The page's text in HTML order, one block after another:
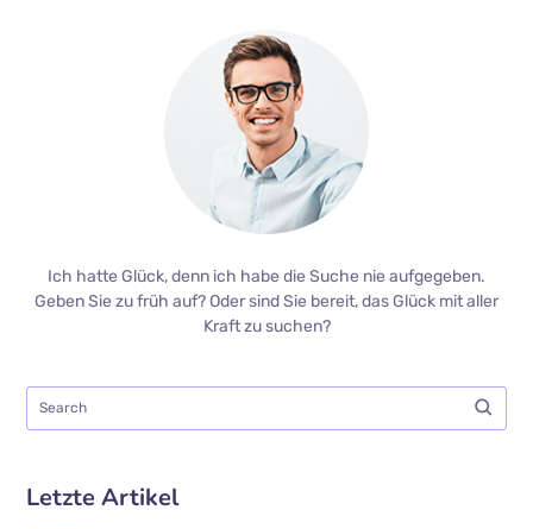
Ich hatte Glück, denn ich habe die Suche nie aufgegeben.
Geben Sie zu früh auf? Oder sind Sie bereit, das Glück mit aller
Kraft zu suchen?
Letzte Artikel